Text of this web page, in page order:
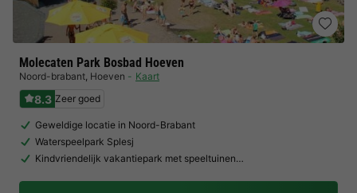
Molecaten Park Bosbad Hoeven
Noord-brabant, Hoeven Kaart
8.3 Zeer goed
Geweldige locatie in Noord-Brabant
Waterspeelpark Splesj
Kindvriendelijk vakantiepark met speeltuinen…